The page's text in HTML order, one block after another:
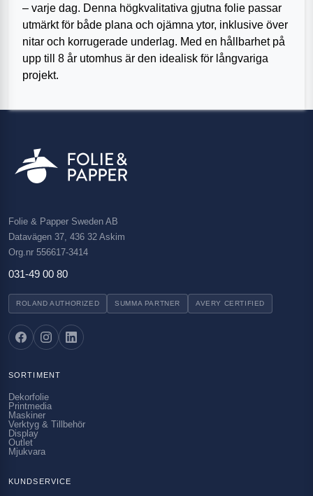
– varje dag. Denna högkvalitativa gjutna folie passar
utmärkt för både plana och ojämna ytor, inklusive över
nitar och korrugerade underlag. Med en hållbarhet på
upp till 8 år utomhus är den idealisk för långvariga
projekt.
Folie & Papper Sweden AB
Datavägen 37, 436 32 Askim
Org.nr 556617-3414
031-49 00 80
ROLAND AUTHORIZED SUMMA PARTNER AVERY CERTIFIED
SORTIMENT
Dekorfolie
Printmedia
Maskiner
Verktyg & Tillbehör
Display
Outlet
Mjukvara
KUNDSERVICE